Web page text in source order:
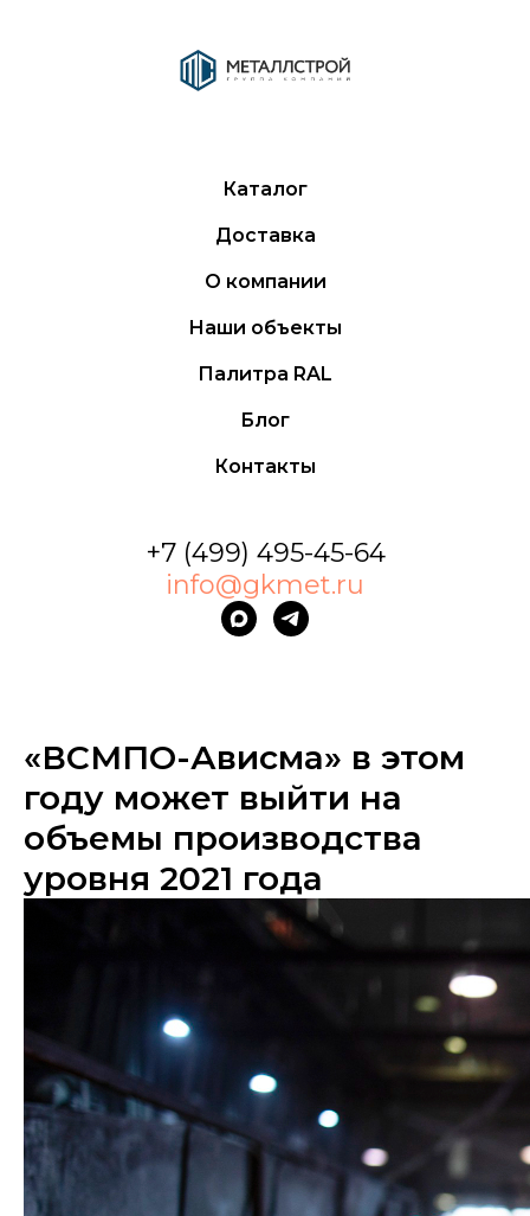
Каталог
Доставка
О компании
Наши объекты
Палитра RAL
Блог
Контакты
+7 (499) 495-45-64
info@gkmet.ru
«ВСМПО-Ависма» в этом
году может выйти на
объемы производства
уровня 2021 года